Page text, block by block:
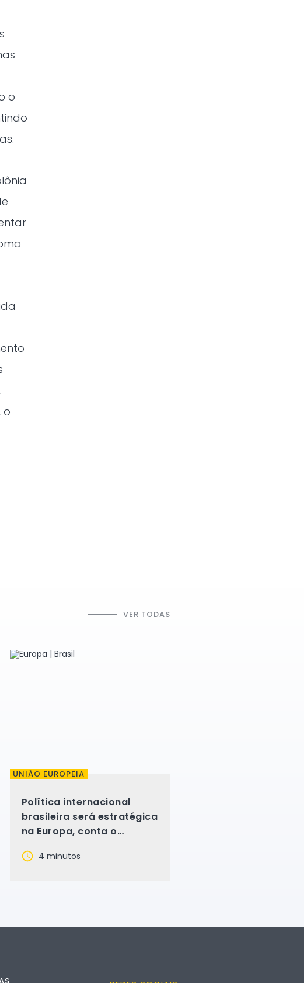
o
o
VER TODAS
UNIÃO EUROPEIA
Política internacional
brasileira será estratégica
na Europa, conta o
4 minutos